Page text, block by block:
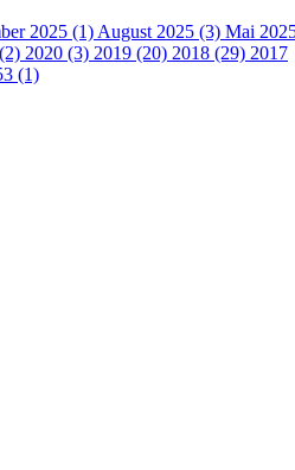
2025 (1) August 2025 (3) Mai
2020 (3) 2019 (20) 2018 (29) 2017
(1)